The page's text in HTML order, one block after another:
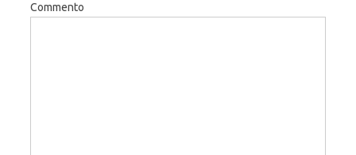
Commento